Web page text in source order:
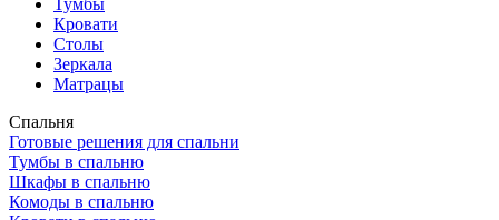
Тумбы
Кровати
Столы
Зеркала
Матрацы
Спальня
Готовые решения для спальни
Тумбы в спальню
Шкафы в спальню
Комоды в спальню